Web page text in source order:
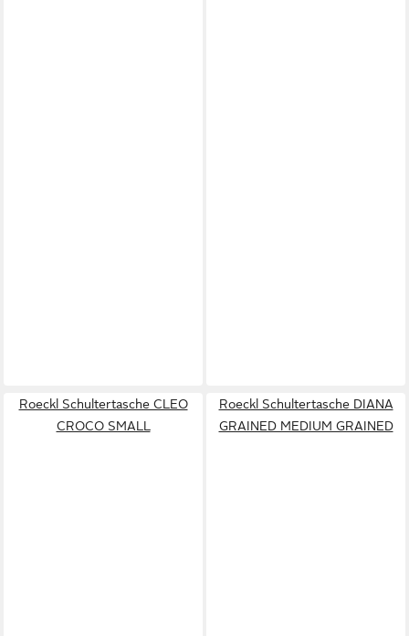
Roeckl Schultertasche CLEO
CROCO SMALL
Roeckl Schultertasche DIANA
GRAINED MEDIUM GRAINED